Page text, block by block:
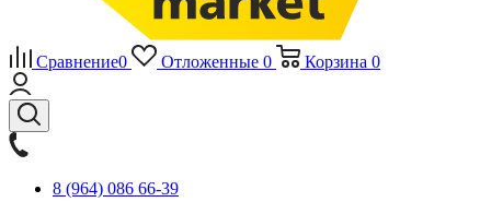
Сравнение0 Отложенные 0 Корзина 0
8 (964) 086 66-39